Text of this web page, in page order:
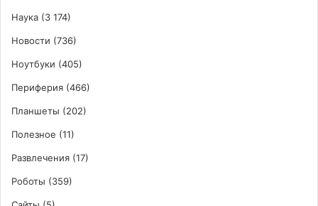
Наука (3 174)
Новости (736)
Ноутбуки (405)
Периферия (466)
Планшеты (202)
Полезное (11)
Развлечения (17)
Роботы (359)